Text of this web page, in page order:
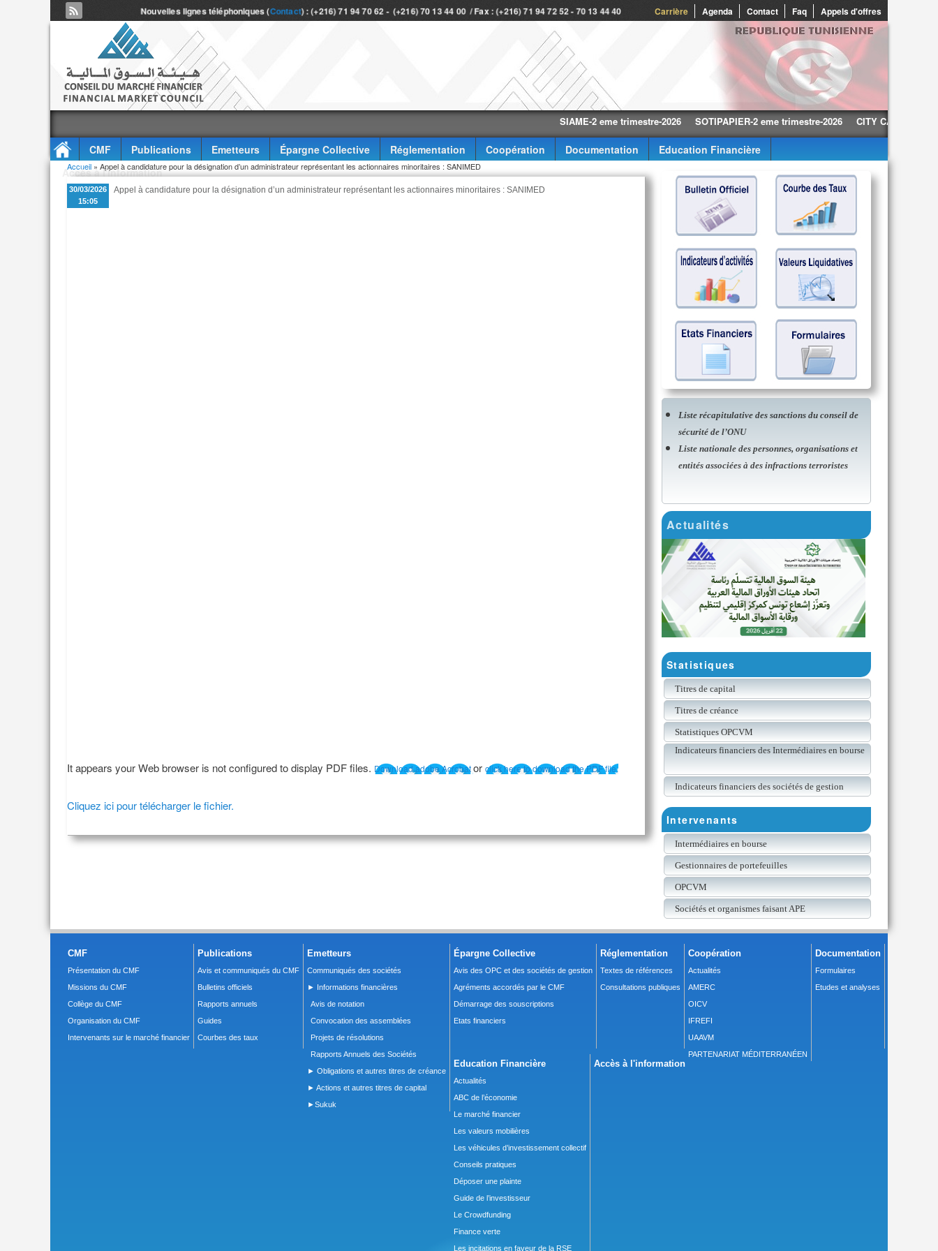
Carrière Agenda Contact Faq Appels d'offres
Nouvelles lignes téléphoniques (Contact) : (+216) 71 94 70 62 - (+216) 70 13 44 00 / Fax : (+216) 71 94 72 52 - 70 13 44 40
SIAME-2 eme trimestre-2026 SOTIPAPIER-2 eme trimestre-2026 CITY CARS-2 eme
CMF Publications Emetteurs Épargne Collective Réglementation Coopération Documentation
Education Financière
Accès à l'information
Vous êtes ici
Accueil » Appel à candidature pour la désignation d’un administrateur représentant les actionnaires minoritaires : SANIMED
30/03/2026
15:05
Appel à candidature pour la désignation d’un administrateur représentant les actionnaires minoritaires : SANIMED
It appears your Web browser is not configured to display PDF files. Download adobe Acrobator click here to download the PDF file.
Cliquez ici pour télécharger le fichier.
Liste récapitulative des sanctions du conseil de
sécurité de l’ONU
Liste nationale des personnes, organisations et
entités associées à des infractions terroristes
Actualités
Statistiques
Titres de capital
Titres de créance
Statistiques OPCVM
Indicateurs financiers des Intermédiaires en bourse
Indicateurs financiers des sociétés de gestion
Intervenants
Intermédiaires en bourse
Gestionnaires de portefeuilles
OPCVM
Sociétés et organismes faisant APE
CMF
Présentation du CMF
Missions du CMF
Collège du CMF
Organisation du CMF
Intervenants sur le marché financier
Publications
Avis et communiqués du CMF
Bulletins officiels
Rapports annuels
Guides
Courbes des taux
Emetteurs
Communiqués des sociétés
► Informations financières
Avis de notation
Convocation des assemblées
Projets de résolutions
Rapports Annuels des Sociétés
► Obligations et autres titres de créance
► Actions et autres titres de capital
►Sukuk
Épargne Collective
Avis des OPC et des sociétés de gestion
Agréments accordés par le CMF
Démarrage des souscriptions
Etats financiers
Réglementation
Textes de références
Consultations publiques
Coopération
Actualités
AMERC
OICV
IFREFI
UAAVM
PARTENARIAT MÉDITERRANÉEN
Documentation
Formulaires
Etudes et analyses
Education Financière
Actualités
ABC de l’économie
Le marché financier
Les valeurs mobilières
Les véhicules d’investissement collectif
Conseils pratiques
Déposer une plainte
Guide de l’investisseur
Le Crowdfunding
Finance verte
Les incitations en faveur de la RSE
Accès à l'information